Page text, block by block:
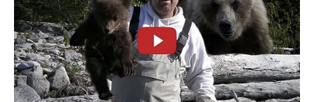
που αναχωρούν για τα νησιά του Αιγαίου. Ο
επιχειρησιακός σχεδιασμός του Λιμενικού
Σώματος έχει τεθεί σε πλήρη εφαρμογή, με
κύριο στόχο την αποτροπή διακίνησης